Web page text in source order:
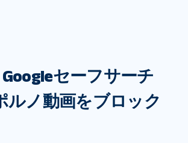
セーフサーチ
ルノ動画をブロック